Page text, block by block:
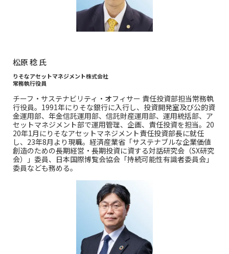
松原 稔 氏
りそなアセットマネジメント株式会社
常務執行役員
チーフ・サステナビリティ・オフィサー 責任投資部担当常務執
行役員。1991年にりそな銀行に入行し、投資開発室及び公的資
金運用部、年金信託運用部、信託財産運用部、運用統括部、ア
セットマネジメント部で運用管理、企画、責任投資を担当。20
20年1月にりそなアセットマネジメント責任投資部長に就任
し、23年8月より現職。経済産業省「サステナブルな企業価値
創造のための長期経営・長期投資に資する対話研究会（SX研究
会）」委員、日本国際博覧会協会「持続可能性有識者委員会」
委員なども務める。